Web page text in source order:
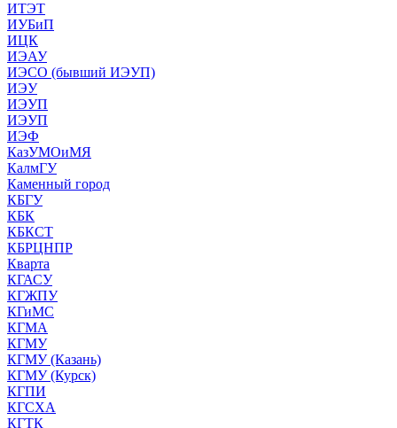
ИТЭТ
ИУБиП
ИЦК
ИЭАУ
ИЭСО (бывший ИЭУП)
ИЭУ
ИЭУП
ИЭУП
ИЭФ
КазУМОиМЯ
КалмГУ
Каменный город
КБГУ
КБК
КБКСТ
КБРЦНПР
Кварта
КГАСУ
КГЖПУ
КГиМС
КГМА
КГМУ
КГМУ (Казань)
КГМУ (Курск)
КГПИ
КГСХА
КГТК